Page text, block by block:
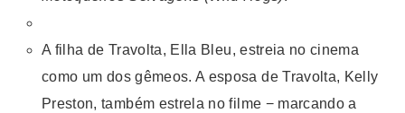
A filha de Travolta, Ella Bleu, estreia no cinema
como um dos gêmeos. A esposa de Travolta, Kelly
Preston, também estrela no filme − marcando a